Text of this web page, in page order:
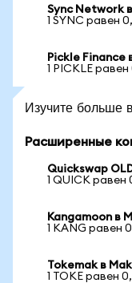
Sync Network
1 SYNC равен
Pickle Finance
1 PICKLE равен
Изучите больше
Расширенные
Quickswap
1 QUICK равен
Kangamoon в
1 KANG равен
Tokemak в
1 TOKE равен